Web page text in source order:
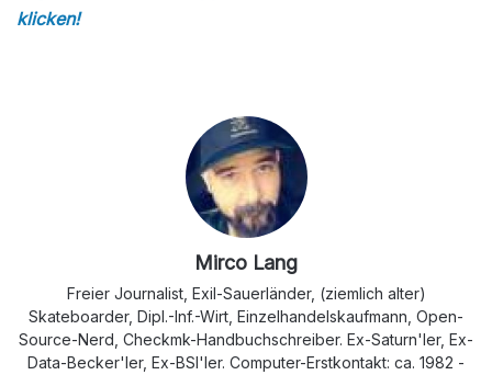
klicken!
Mirco Lang
Freier Journalist, Exil-Sauerländer, (ziemlich alter)
Skateboarder, Dipl.-Inf.-Wirt, Einzelhandelskaufmann, Open-
Source-Nerd, Checkmk-Handbuchschreiber. Ex-Saturn'ler, Ex-
Data-Becker'ler, Ex-BSI'ler. Computer-Erstkontakt: ca. 1982 -